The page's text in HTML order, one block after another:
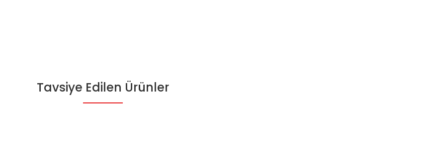
Bu ürüne ilk yorumu siz yapın!
gördüğünüz noktaları öneri formunu kullanarak tarafımıza iletebilirsiniz.
Tavsiye Edilen Ürünler